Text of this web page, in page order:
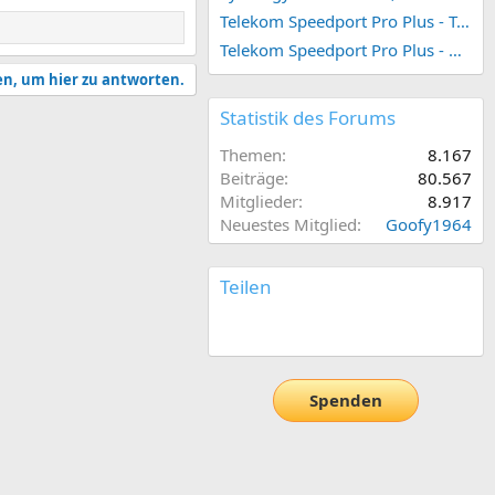
um hier zu antworten.
Telekom Speedport Pro Plus - Telefonie einrichten
Telekom Speedport Pro Plus - Netzwerk einrichten
Statistik des Forums
Themen
8.167
Beiträge
80.567
Mitglieder
8.917
Neuestes Mitglied
Goofy1964
Teilen
Spenden